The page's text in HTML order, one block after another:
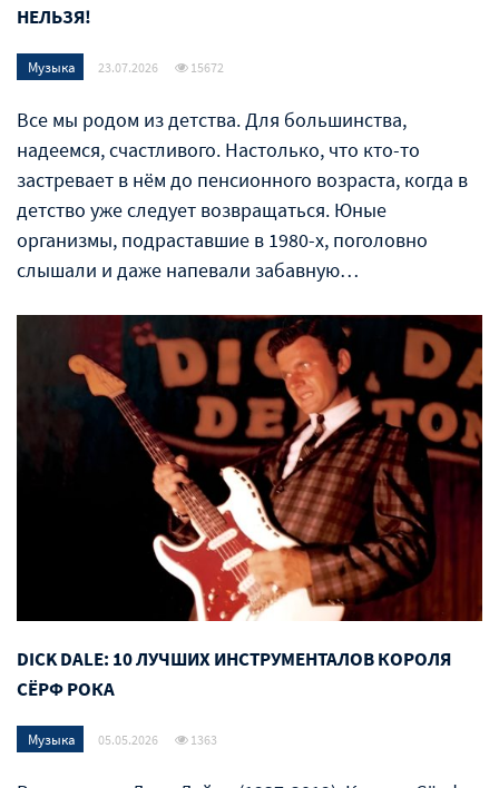
НЕЛЬЗЯ!
Музыка 23.07.2026 15672
Все мы родом из детства. Для большинства,
надеемся, счастливого. Настолько, что кто-то
застревает в нём до пенсионного возраста, когда в
детство уже следует возвращаться. Юные
организмы, подраставшие в 1980-х, поголовно
слышали и даже напевали забавную…
DICK DALE: 10 ЛУЧШИХ ИНСТРУМЕНТАЛОВ КОРОЛЯ
СЁРФ РОКА
Музыка 05.05.2026 1363